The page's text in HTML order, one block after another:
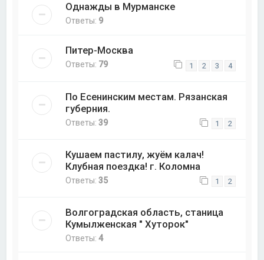
Однажды в Мурманске
Ответы: 9
Питер-Москва
Ответы: 79 1 2 3 4
По Есенинским местам. Рязанская
губерния.
Ответы:39 1 2
Кушаем пастилу, жуём калач!
Клубная поездка! г. Коломна
Ответы:35 1 2
Волгоградская область, станица
Кумылженская " Хуторок"
Ответы:4